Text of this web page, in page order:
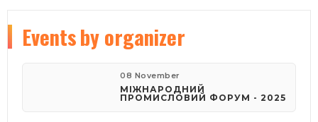
Eventsby organizer
08 November
МІЖНАРОДНИЙ
ПРОМИСЛОВИЙ ФОРУМ - 2025